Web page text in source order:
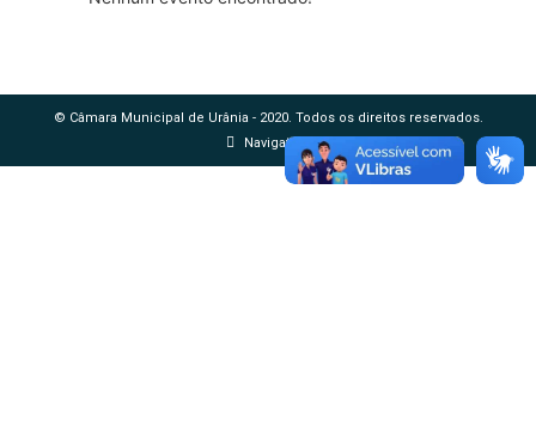
© Câmara Municipal de Urânia - 2020. Todos os direitos reservados.
Navigation